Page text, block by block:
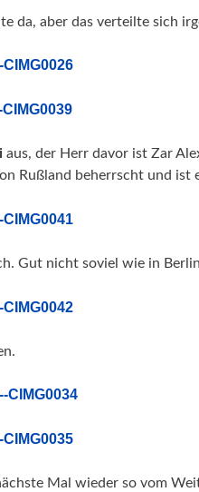
da, aber das verteilte sich
aus, der Herr davor ist Zar
Rußland beherrscht und ist
Gut nicht soviel wie in
Mal wieder so vom